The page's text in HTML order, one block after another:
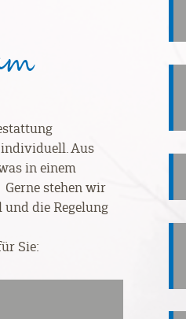
Aus
in einem
stehen wir
die Regelung
Sie: